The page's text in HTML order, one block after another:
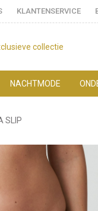
KLANTENSERVICE
collectie
NACHTMODE
SLIP